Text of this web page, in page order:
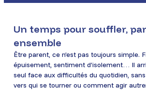
Un temps pour souffler,
ensemble
Être parent, ce n’est pas toujours simple.
épuisement, sentiment d’isolement… Il
seul face aux difficultés du quotidien,
vers qui se tourner ou comment agir